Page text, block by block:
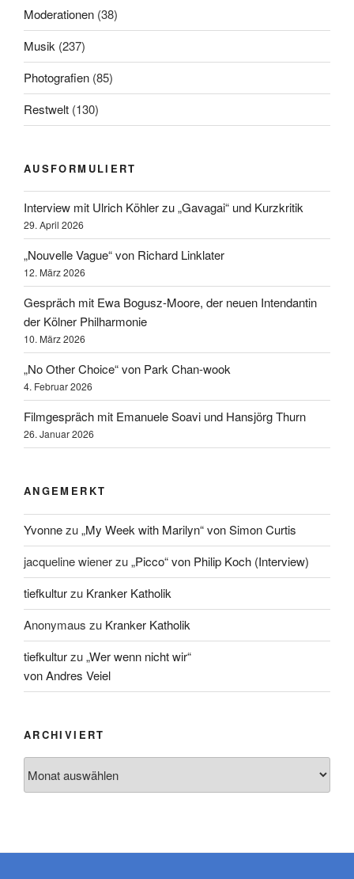
Moderationen (38)
Musik (237)
Photografien (85)
Restwelt (130)
AUSFORMULIERT
Interview mit Ulrich Köhler zu „Gavagai“ und Kurzkritik
29. April 2026
„Nouvelle Vague“ von Richard Linklater
12. März 2026
Gespräch mit Ewa Bogusz-Moore, der neuen Intendantin
der Kölner Philharmonie
10. März 2026
„No Other Choice“ von Park Chan-wook
4. Februar 2026
Filmgespräch mit Emanuele Soavi und Hansjörg Thurn
26. Januar 2026
ANGEMERKT
Yvonnezu„My Week with Marilyn“ von Simon Curtis
jacqueline wienerzu„Picco“ von Philip Koch (Interview)
tiefkulturzu Kranker Katholik
Anonymaus zu Kranker Katholik
tiefkulturzu„Wer wenn nicht wir“
von Andres Veiel
ARCHIVIERT